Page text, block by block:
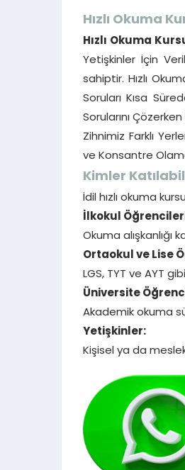
Hızlı Okuma
Hızlı Okuma
Yetişkinler İçin
sahiptir. Hızlı
Soruları Kısa
Sorularını
Zihnimiz Farklı
ve Konsantre
Kimler
İdil hızlı okuma
İlkokul
Okuma
Ortaokul ve Lise
LGS, TYT ve AYT
Üniversite
Akademik okuma
Yetişkinler:
Kişisel ya da